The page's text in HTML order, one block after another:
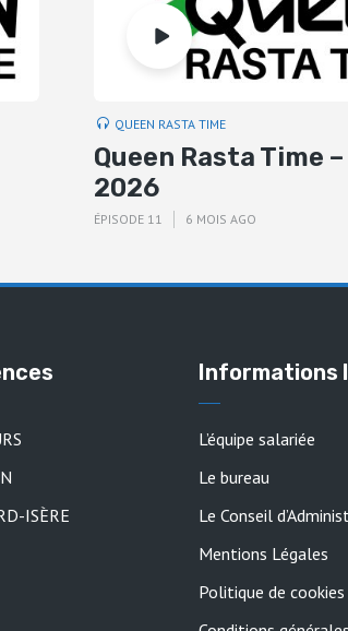
QUEEN RASTA TIME
Queen Rasta Time
2026
ÉPISODE 11 6 MOIS AGO
ISÈRE
Informations
L’équipe salariée
Le bureau
Le Conseil
Mentions Légales
Politique de cookies